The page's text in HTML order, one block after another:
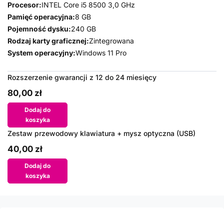
Procesor:INTEL Core i5 8500 3,0 GHz
Pamięć operacyjna:8 GB
Pojemność dysku:240 GB
Rodzaj karty graficznej:Zintegrowana
System operacyjny:Windows 11 Pro
Rozszerzenie gwarancji z 12 do 24 miesięcy
80,00 zł
Dodaj do
koszyka
Zestaw przewodowy klawiatura + mysz optyczna (USB)
40,00 zł
Dodaj do
koszyka